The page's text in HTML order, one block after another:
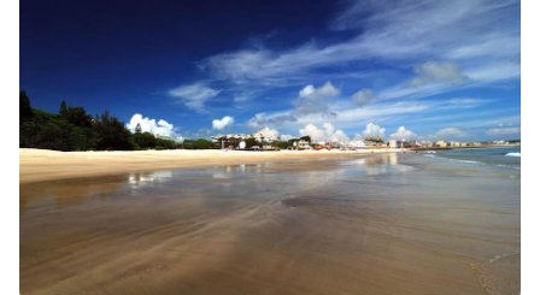
臉書粉絲團
首長信箱 English
日本語 Tiếng Việt
Bahasa indonesia